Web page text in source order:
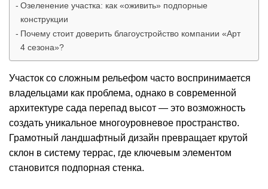
Озеленение участка: как «оживить» подпорные
конструкции
Почему стоит доверить благоустройство компании «Арт
4 сезона»?
Участок со сложным рельефом часто воспринимается
владельцами как проблема, однако в современной
архитектуре сада перепад высот — это возможность
создать уникальное многоуровневое пространство.
Грамотный ландшафтный дизайн превращает крутой
склон в систему террас, где ключевым элементом
становится подпорная стенка.